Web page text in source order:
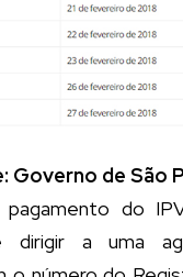
Governo de São
do
dirigir a uma